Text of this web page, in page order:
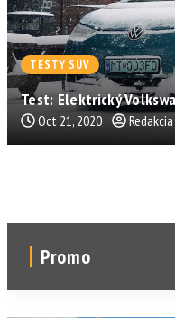
TESTY SUV
Test: Elektrický
Oct 21, 2020
Promo